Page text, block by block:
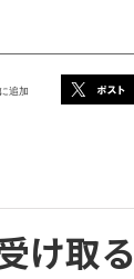
追加
け取る